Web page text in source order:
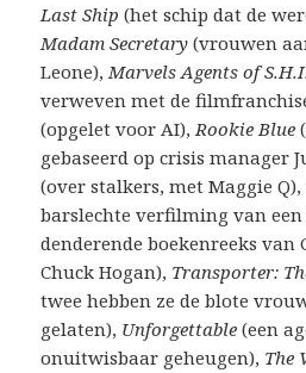
Last Ship (het schip dat de
Madam Secretary (vrouwen
Leone),Marvels Agents of
verweven met de
(opgelet voor AI),Rookie Blue
gebaseerd op crisis manager
(over stalkers, met Maggie Q),
barslechte verfilming van
denderende boekenreeks van
Chuck Hogan), Transporter:
twee hebben ze de blote
gelaten), Unforgettable (een
onuitwisbaar geheugen), The